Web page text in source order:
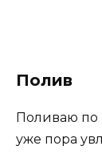
Полив
Поливаю по
уже пора